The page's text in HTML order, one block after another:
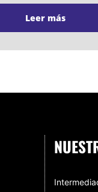
Leer más